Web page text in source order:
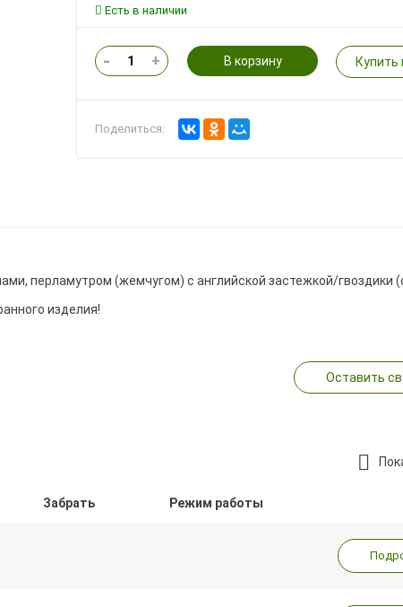
Есть в наличии
- + В корзину Купить
Поделиться:
перламутром (жемчугом) с английской застежкой/гвоздики
изделия!
Оставить
Забрать Режим работы